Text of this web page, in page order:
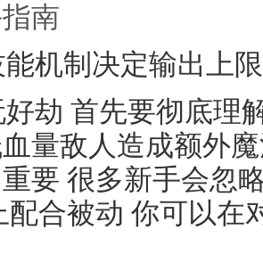
南
机制决定输出上限
劫 首先要彻底理
量敌人造成额外
要 很多新手会忽
配合被动 你可以在